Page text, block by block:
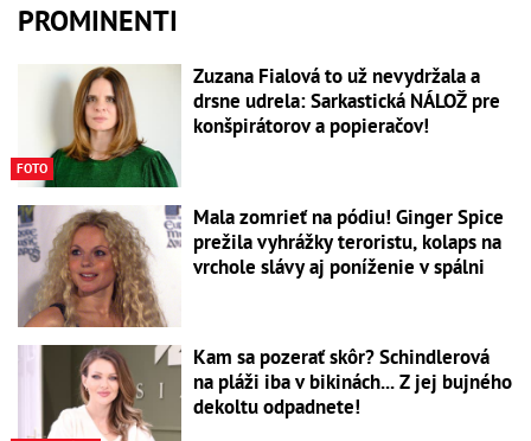
PROMINENTI
FOTO
Zuzana Fialová to už nevydržala a
drsne udrela: Sarkastická NÁLOŽ pre
konšpirátorov a popieračov!
Mala zomrieť na pódiu! Ginger Spice
prežila vyhrážky teroristu, kolaps na
vrchole slávy aj poníženie v spálni
Kam sa pozerať skôr? Schindlerová
na pláži iba v bikinách... Z jej bujného
dekoltu odpadnete!